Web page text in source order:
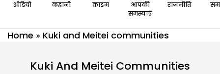
ऑडियो कहानी क्राइम
आपकी
समस्याएं
राजनीति
Home » Kuki and Meitei communities
Kuki And Meitei Communities